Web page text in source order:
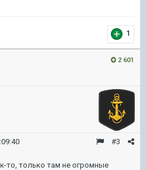
1
2 601
#3
то, только там не огромные